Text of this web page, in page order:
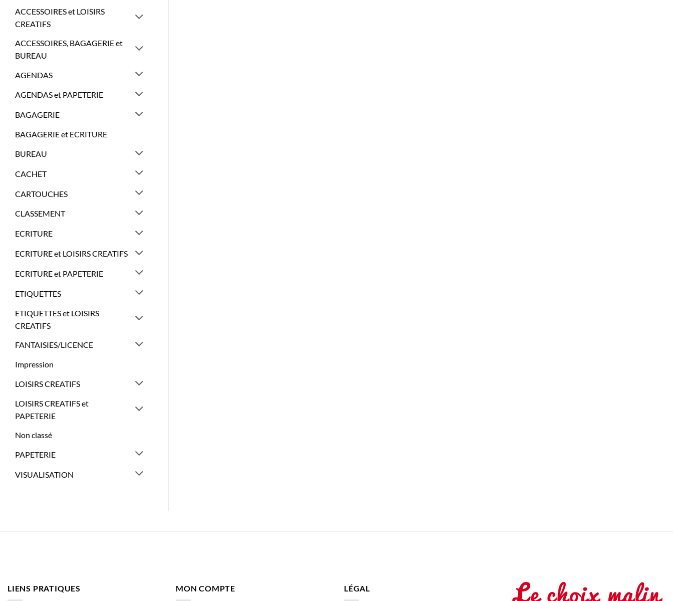
ACCESSOIRES et LOISIRS
CREATIFS
ACCESSOIRES, BAGAGERIE et
BUREAU
AGENDAS
AGENDAS et PAPETERIE
BAGAGERIE
BAGAGERIE et ECRITURE
BUREAU
CACHET
CARTOUCHES
CLASSEMENT
ECRITURE
ECRITURE et LOISIRS CREATIFS
ECRITURE et PAPETERIE
ETIQUETTES
ETIQUETTES et LOISIRS
CREATIFS
FANTAISIES/LICENCE
Impression
LOISIRS CREATIFS
LOISIRS CREATIFS et
PAPETERIE
Non classé
PAPETERIE
VISUALISATION
LIENS PRATIQUES MON COMPTE LÉGAL